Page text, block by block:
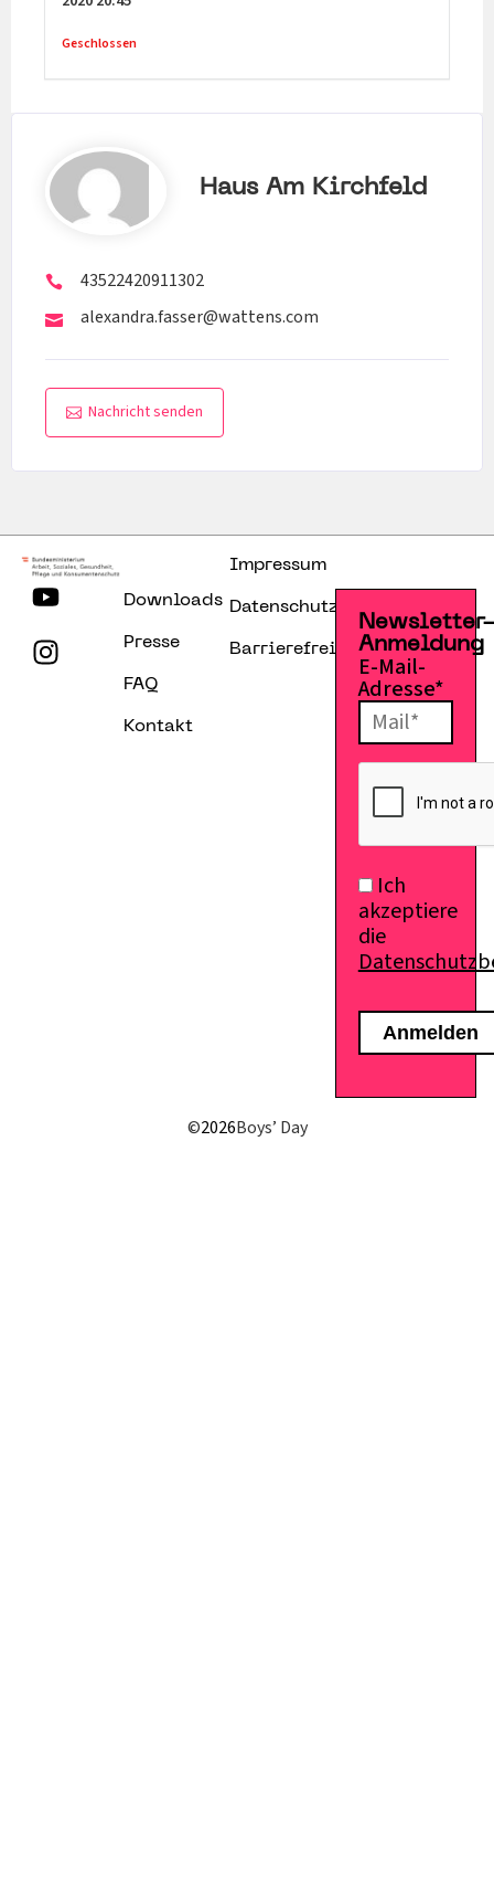
Geschlossen
Haus Am Kirchfeld
43522420911302
alexandra.fasser@wattens.com
Nachricht senden
Downloads
Presse
FAQ
Kontakt
Impressum
Datenschutzerklärung
Barrierefreiheitserklärung
Anmeldung
E-Mail-
Adresse*
Ich
akzeptiere
die
©2026Boys’ Day